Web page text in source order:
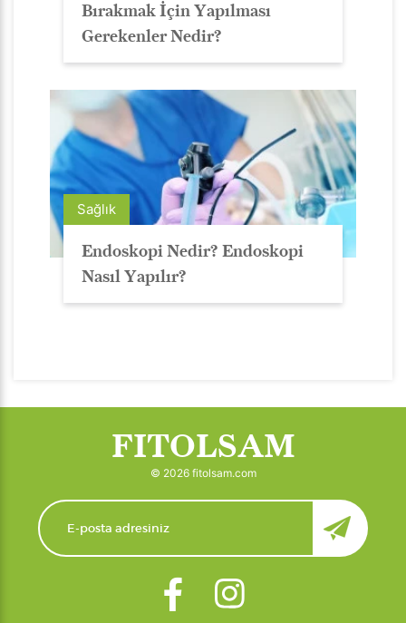
Bırakmak İçin Yapılması
Gerekenler Nedir?
Sağlık
Endoskopi Nedir? Endoskopi
Nasıl Yapılır?
FITOLSAM
© 2026 fitolsam.com